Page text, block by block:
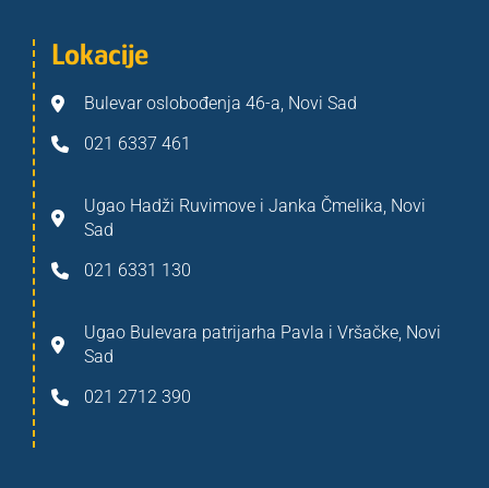
Lokacije
Bulevar oslobođenja 46-a, Novi Sad
021 6337 461
Ugao Hadži Ruvimove i Janka Čmelika, Novi
Sad
021 6331 130
Ugao Bulevara patrijarha Pavla i Vršačke, Novi
Sad
021 2712 390